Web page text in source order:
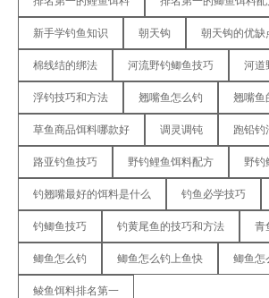
新手学钓鱼知识 朝天钩 朝天钩的优缺
棉线结的绑法 河流野钓鲫鱼技巧 河道
浮钓技巧和方法 翘嘴鱼怎么钓 翘嘴鱼
草鱼商品饵料哪款好 调灵调钝 跑铅钓
路亚钓鱼技巧 野钓鲤鱼饵料配方 野钓
钓翘嘴最好的饵料是什么 钓鱼必学技巧
钓鲫鱼技巧 钓黄尾鱼的技巧和方法 青
鲫鱼怎么钓 鲫鱼怎么钓上鱼快 鲫鱼怎
鲮鱼饵料排名第一